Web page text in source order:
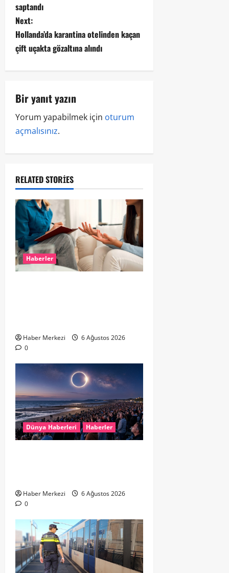
saptandı
Next:
Hollanda’da karantina otelinden kaçan
çift uçakta gözaltına alındı
Bir yanıt yazın
Yorum yapabilmek için oturum
açmalısınız.
RELATED STORIES
Haberler
Haber Merkezi
6 Ağustos 2026
0
Dünya Haberleri Haberler
Haber Merkezi
6 Ağustos 2026
0